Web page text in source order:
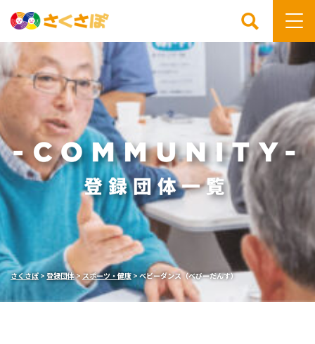
検索
さくさぽ>登録団体>スポーツ・健康>ベビーダンス（べびーだんす）